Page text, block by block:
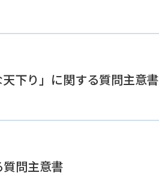
下り」に関する質問主意書
問主意書